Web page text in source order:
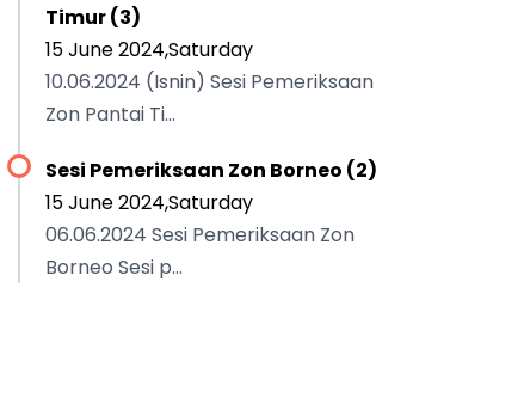
Timur (3)
15 June 2024,Saturday
10.06.2024 (Isnin) Sesi Pemeriksaan
Zon Pantai Ti...
Sesi Pemeriksaan Zon Borneo (2)
15 June 2024,Saturday
06.06.2024 Sesi Pemeriksaan Zon
Borneo Sesi p...